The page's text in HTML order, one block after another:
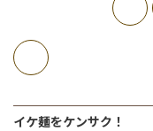
イケ麺をケンサク！